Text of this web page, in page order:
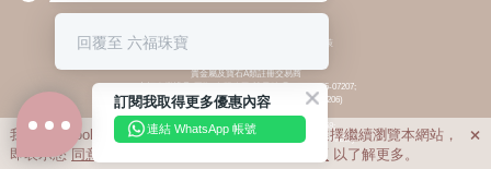
© 六福集團 版權所有 不得轉載 私隱政策
貴金屬及寶石A類註冊交易商
(六福企業禮品(國際)有限公司-註冊號碼:A-B-24-05-07207;
六福電子商貿有限公司-註冊號碼:A-B-24-05-07206)
貴金屬及寶石B類註冊交易商
(六福集團有限公司-註冊號碼:B-B-24-05-07258;
六福珠寶金行(香港)有限公司-註冊號碼:B-B-24-05-07259)
我們利用cookies為您提供最佳的瀏覽體驗。若您選擇繼續瀏覽本網站，
即表示您 同意 私隱政策 以了解更多。

訂閱我取得更多優惠內容
連結 WhatsApp 帳號
回覆至 六福珠寶